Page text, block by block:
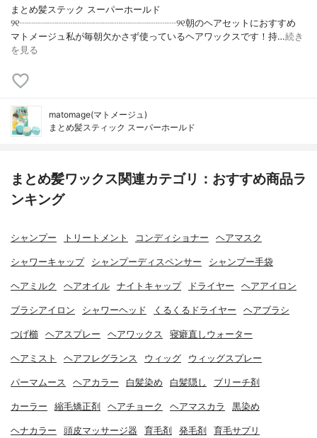
まとめ髪ステック スーパーホールド
୨୧┈┈┈┈┈┈┈┈┈┈┈┈┈┈┈┈┈୨୧朝のヘアセットにおすすめ
マトメージュ私が毎朝欠かさず使っているヘアワックスです！持…続き
を見る
matomage(マトメージュ)
まとめ髪スティック スーパーホールド
まとめ髪ワックス関連カテゴリ：おすすめ商品ラ
ンキング
シャンプー トリートメント コンディショナー ヘアマスク
シャワーキャップ シャンプーディスペンサー シャンプー手袋
ヘアミルク ヘアオイル ナイトキャップ ドライヤー ヘアアイロン
ブラシアイロン シャワーヘッド くるくるドライヤー ヘアブラシ
つげ櫛 ヘアスプレー ヘアワックス 寝癖直しウォーター
ヘアミスト ヘアフレグランス ウィッグ ウィッグスプレー
パーマムース ヘアカラー 白髪染め 白髪隠し ブリーチ剤
カーラー 縮毛矯正剤 ヘアチョーク ヘアマスカラ 黒染め
ヘナカラー 頭皮マッサージ器 育毛剤 発毛剤 育毛サプリ